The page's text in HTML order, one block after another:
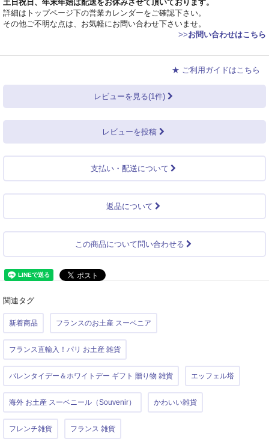
土日祝日、年末年始は配送をお休みさせて頂いております。
詳細はトップページ下の営業カレンダーをご確認下さい。
その他ご不明な点は、お気軽にお問い合わせ下さいませ。
>>お問い合わせはこちら
★ ご利用ガイドはこちら
レビューを見る(1件)
レビューを投稿
支払い・配送について
返品について
この商品について問い合わせる
関連タグ
新着商品 フランスのお土産 スーベニア
フランス直輸入！パリ お土産 雑貨
バレンタイデー＆ホワイトデー ギフト 贈り物 雑貨 エッフェル塔
海外 お土産 スーベニール（Souvenir） かわいい雑貨
フレンチ雑貨 フランス 雑貨